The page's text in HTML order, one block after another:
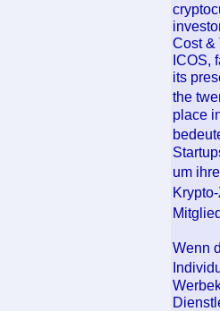
Cost &
ICOS,
its
the
place
um
Wenn